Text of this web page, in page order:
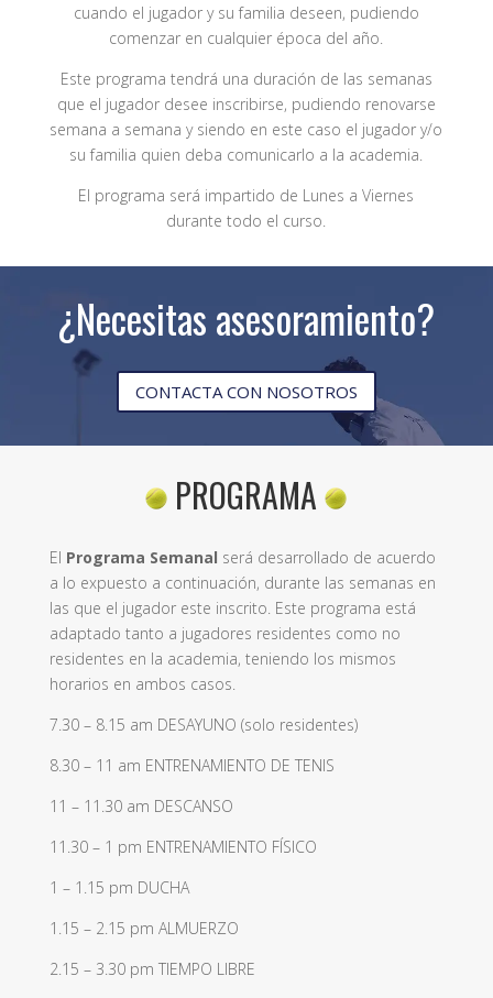
cuando el jugador y su familia deseen, pudiendo
comenzar en cualquier época del año.
Este programa tendrá una duración de las semanas
que el jugador desee inscribirse, pudiendo renovarse
semana a semana y siendo en este caso el jugador y/o
su familia quien deba comunicarlo a la academia.
El programa será impartido de Lunes a Viernes
durante todo el curso.
¿Necesitas asesoramiento?
CONTACTA CON NOSOTROS
PROGRAMA
El Programa Semanal será desarrollado de acuerdo
a lo expuesto a continuación, durante las semanas en
las que el jugador este inscrito. Este programa está
adaptado tanto a jugadores residentes como no
residentes en la academia, teniendo los mismos
horarios en ambos casos.
7.30 – 8.15 am DESAYUNO (solo residentes)
8.30 – 11 am ENTRENAMIENTO DE TENIS
11 – 11.30 am DESCANSO
11.30 – 1 pm ENTRENAMIENTO FÍSICO
1 – 1.15 pm DUCHA
1.15 – 2.15 pm ALMUERZO
2.15 – 3.30 pm TIEMPO LIBRE